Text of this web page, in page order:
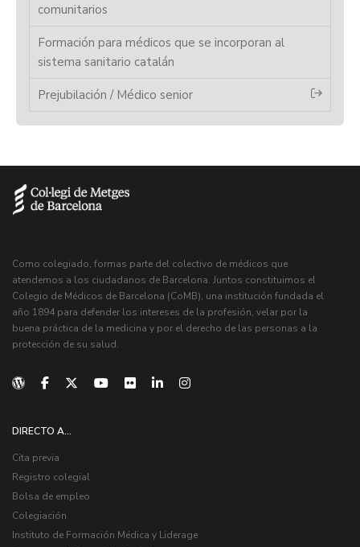
comunitarios
Formación para médicos que se incorporan al
sistema sanitario catalán
Prejubilación / Médico senior
Como colegiado, formas parte del colectivo de médicos que
atendemos a los ciudadanos de Barcelona. Juntos constituimos el
Colegio de Médicos de Barcelona (CoMB), una institución fundada el
año 1894 para defender los intereses de la profesión, velar por la
buena práctica de la medicina y por el derecho de las personas a la
protección de su salud.
DIRECTO A...
Cita previa
Registro colegial
Bolsa de empleo
Colegiación
Instituto de Formación Médica y Liderage